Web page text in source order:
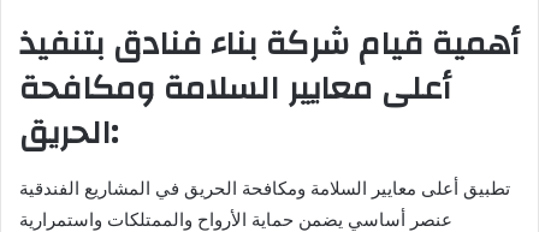
أهمية قيام شركة بناء فنادق بتنفيذ
أعلى معايير السلامة ومكافحة
الحريق:
تطبيق أعلى معايير السلامة ومكافحة الحريق في المشاريع الفندقية
عنصر أساسي يضمن حماية الأرواح والممتلكات واستمرارية